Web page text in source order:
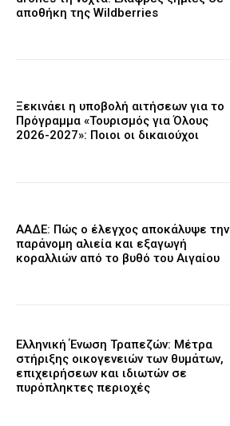
αποθήκη της Wildberries
Ξεκινάει η υποβολή αιτήσεων για το
Πρόγραμμα «Τουρισμός για Όλους
2026-2027»: Ποιοι οι δικαιούχοι
ΑΑΔΕ: Πώς ο έλεγχος αποκάλυψε την
παράνομη αλιεία και εξαγωγή
κοραλλιών από το βυθό του Αιγαίου
Ελληνική Ένωση Τραπεζών: Μέτρα
στήριξης οικογενειών των θυμάτων,
επιχειρήσεων και ιδιωτών σε
πυρόπληκτες περιοχές